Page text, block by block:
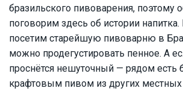
бразильского пивоварения, поэтому
поговорим здесь об истории
посетим старейшую пивоварню в
можно продегустировать пенное. А
проснётся нешуточный — рядом есть
крафтовым пивом из других